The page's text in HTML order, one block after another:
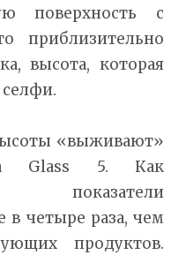
поверхность с
приблизительно
высота, которая
«выживают»
Glass 5. Как
показатели
четыре раза, чем
продуктов.